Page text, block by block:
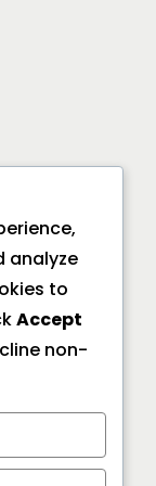
700009
analyze
to
Accept
non-